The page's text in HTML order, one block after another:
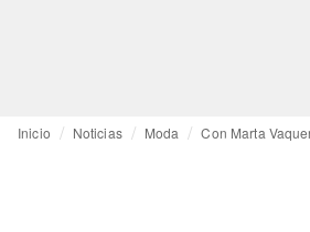
Inicio Noticias Moda